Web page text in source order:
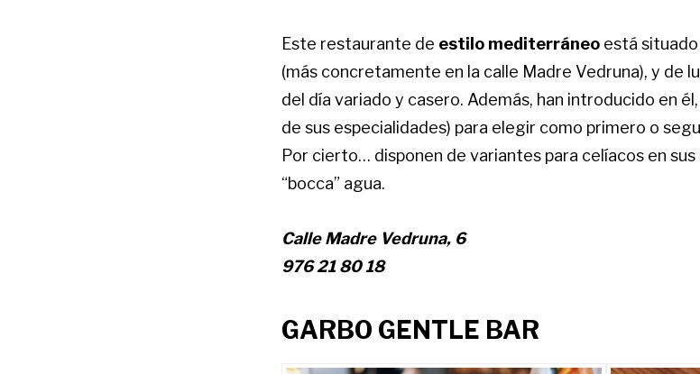
Este restaurante de estilo mediterráneo está
(más concretamente en la calle Madre Vedruna), y de
del día variado y casero. Además, han introducido en él,
de sus especialidades) para elegir como primero o
Por cierto… disponen de variantes para celíacos en
“bocca” agua.
Calle Madre Vedruna, 6
976 21 80 18
GARBO GENTLE BAR